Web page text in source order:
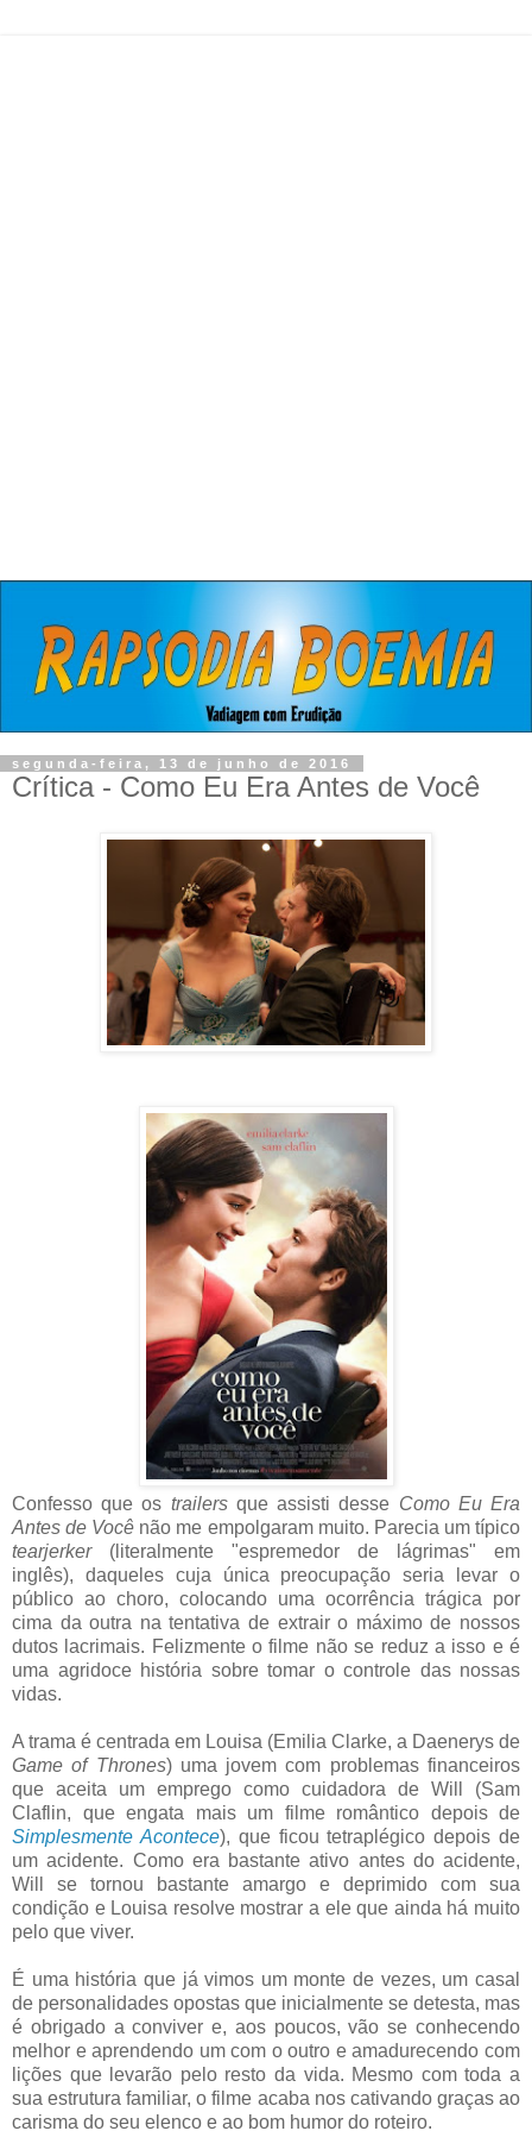
segunda-feira, 13 de junho de 2016
Crítica - Como Eu Era Antes de Você
Confesso que os trailersque assisti desse Como Eu Era
Antes de Você não me empolgaram muito. Parecia um típico
tearjerker(literalmente "espremedor de lágrimas" em
inglês), daqueles cuja única preocupação seria levar o
público ao choro, colocando uma ocorrência trágica por
cima da outra na tentativa de extrair o máximo de nossos
dutos lacrimais. Felizmente o filme não se reduz a isso e é
uma agridoce história sobre tomar o controle das nossas
vidas.
A trama é centrada em Louisa (Emilia Clarke, a Daenerys de
Game of Thrones) uma jovem com problemas financeiros
que aceita um emprego como cuidadora de Will (Sam
Claflin, que engata mais um filme romântico depois de
Simplesmente Acontece), que ficou tetraplégico depois de
um acidente. Como era bastante ativo antes do acidente,
Will se tornou bastante amargo e deprimido com sua
condição e Louisa resolve mostrar a ele que ainda há muito
pelo que viver.
É uma história que já vimos um monte de vezes, um casal
de personalidades opostas que inicialmente se detesta, mas
é obrigado a conviver e, aos poucos, vão se conhecendo
melhor e aprendendo um com o outro e amadurecendo com
lições que levarão pelo resto da vida. Mesmo com toda a
sua estrutura familiar, o filme acaba nos cativando graças ao
carisma do seu elenco e ao bom humor do roteiro.